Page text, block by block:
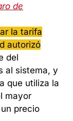
de
la tarifa
autorizó
del
al sistema, y
que utiliza la
mayor
precio